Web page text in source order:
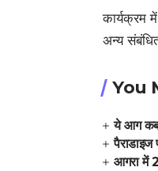
कार्यक्रम
अन्य
You
ये आग
आगरा में